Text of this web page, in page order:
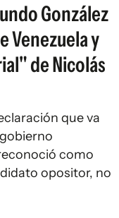
González
Venezuela y
de Nicolás
que va
como
opositor, no